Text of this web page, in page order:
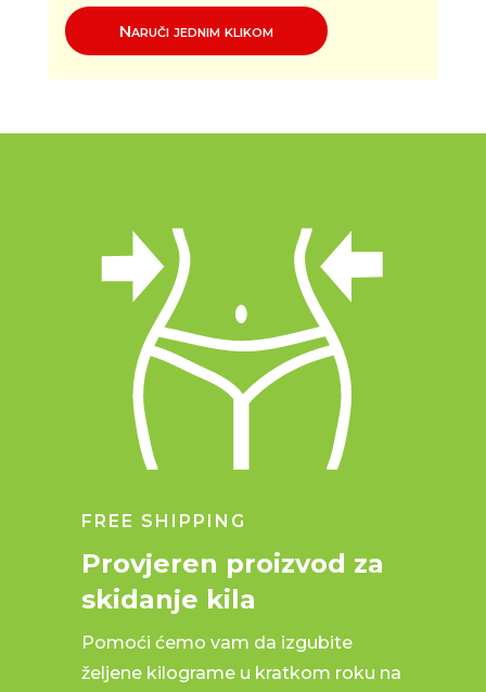
Naruči jednim klikom
FREE SHIPPING
Provjeren proizvod za
skidanje kila
Pomoći ćemo vam da izgubite
željene kilograme u kratkom roku na